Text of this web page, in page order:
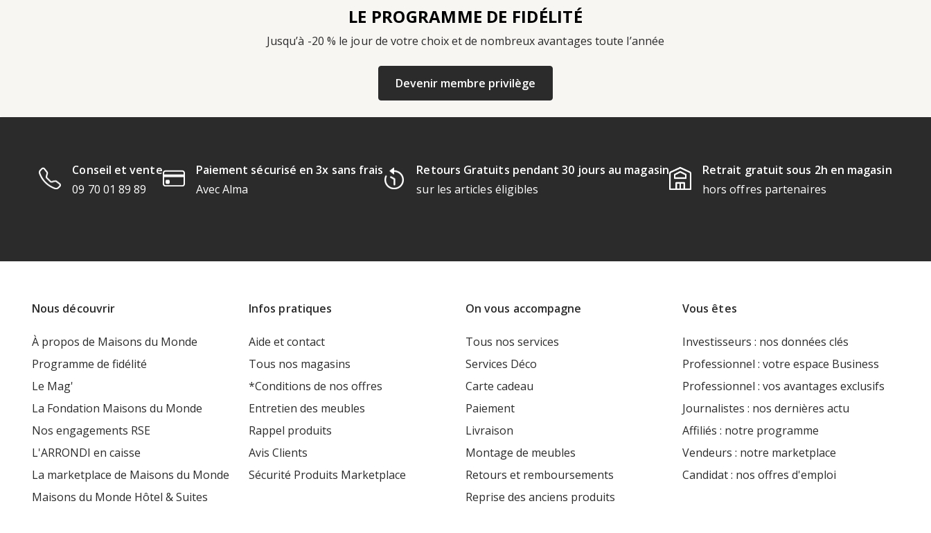
LE PROGRAMME DE FIDÉLITÉ
Jusqu’à -20 % le jour de votre choix et de nombreux avantages toute l’année
Devenir membre privilège
Conseil et vente
09 70 01 89 89
Paiement sécurisé en 3x sans frais
Avec Alma
Retours Gratuits pendant 30 jours au magasin
sur les articles éligibles
Retrait gratuit sous 2h en magasin
hors offres partenaires
Nous découvrir
À propos de Maisons du Monde
Programme de fidélité
Le Mag'
La Fondation Maisons du Monde
Nos engagements RSE
L'ARRONDI en caisse
La marketplace de Maisons du Monde
Maisons du Monde Hôtel & Suites
Infos pratiques
Aide et contact
Tous nos magasins
*Conditions de nos offres
Entretien des meubles
Rappel produits
Avis Clients
Sécurité Produits Marketplace
On vous accompagne
Tous nos services
Services Déco
Carte cadeau
Paiement
Livraison
Montage de meubles
Retours et remboursements
Reprise des anciens produits
Vous êtes
Investisseurs : nos données clés
Professionnel : votre espace Business
Professionnel : vos avantages exclusifs
Journalistes : nos dernières actu
Affiliés : notre programme
Vendeurs : notre marketplace
Candidat : nos offres d'emploi